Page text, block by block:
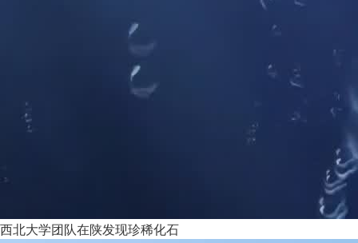
西北大学团队在陕发现珍稀化石